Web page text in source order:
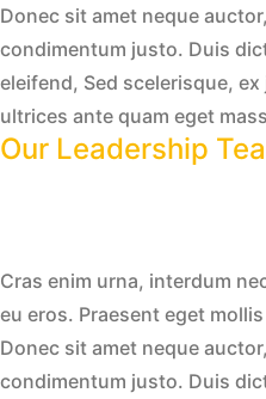
Donec sit amet neque
condimentum justo. Duis
eleifend, Sed scelerisque,
ultrices ante quam eget
Our Leadership
Cras enim urna, interdum
eu eros. Praesent eget
Donec sit amet neque
condimentum justo. Duis